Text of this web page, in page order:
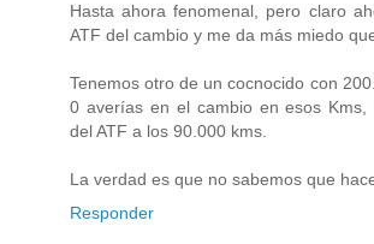
Hasta ahora fenomenal, pero claro
ATF del cambio y me da más miedo
Tenemos otro de un cocnocido con
0 averías en el cambio en esos Kms,
del ATF a los 90.000 kms.
La verdad es que no sabemos que
Responder